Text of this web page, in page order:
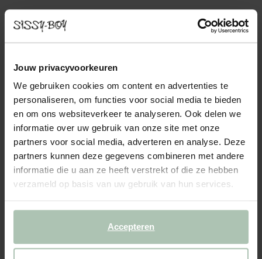
Jouw privacyvoorkeuren
We gebruiken cookies om content en advertenties te
personaliseren, om functies voor social media te bieden
en om ons websiteverkeer te analyseren. Ook delen we
informatie over uw gebruik van onze site met onze
partners voor social media, adverteren en analyse. Deze
partners kunnen deze gegevens combineren met andere
informatie die u aan ze heeft verstrekt of die ze hebben
verzameld op basis van uw gebruik van hun services.
Accepteren
- 60%
Kies jouw maat
29 30 31 32 33 34
36
IN WINKELMAND
BEKIJK WINKELVOORRAAD